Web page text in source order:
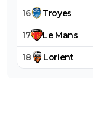
16 Troyes
17 Le Mans
18 Lorient